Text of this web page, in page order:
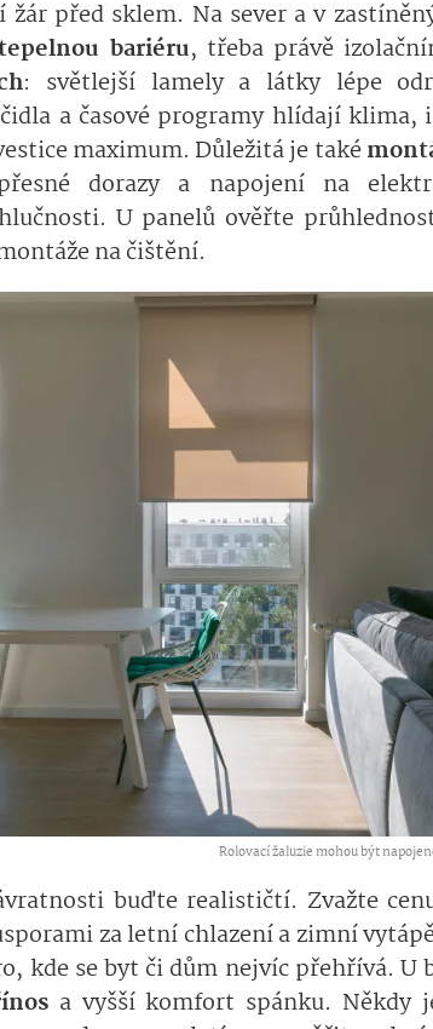
žár před sklem. Na sever a v
bariéru, třeba právě
: světlejší lamely a látky lépe
a časové programy hlídají klima,
maximum. Důležitá je také
dorazy a napojení na
U panelů ověřte
na čištění.
Rolovací žaluzie mohou být
buďte realističtí. Zvažte
za letní chlazení a zimní
kde se byt či dům nejvíc přehřívá. U
a vyšší komfort spánku. Někdy